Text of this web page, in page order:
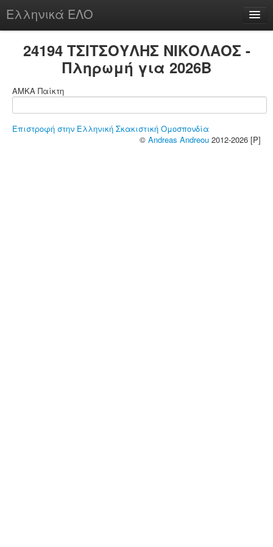
Ελληνικά ΕΛΟ
chesstu.be @ discord
24194 ΤΣΙΤΣΟΥΛΗΣ ΝΙΚΟΛΑΟΣ -
Πληρωμή για 2026B
ΑΜΚΑ Παίκτη
Επιστροφή στην Ελληνική Σκακιστική Ομοσπονδία
© Andreas Andreou 2012-2026 [P]